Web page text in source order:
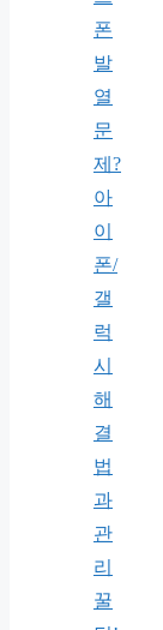
폰
발
열
문
제?
아
이
폰/
갤
럭
시
해
결
법
과
관
리
꿀